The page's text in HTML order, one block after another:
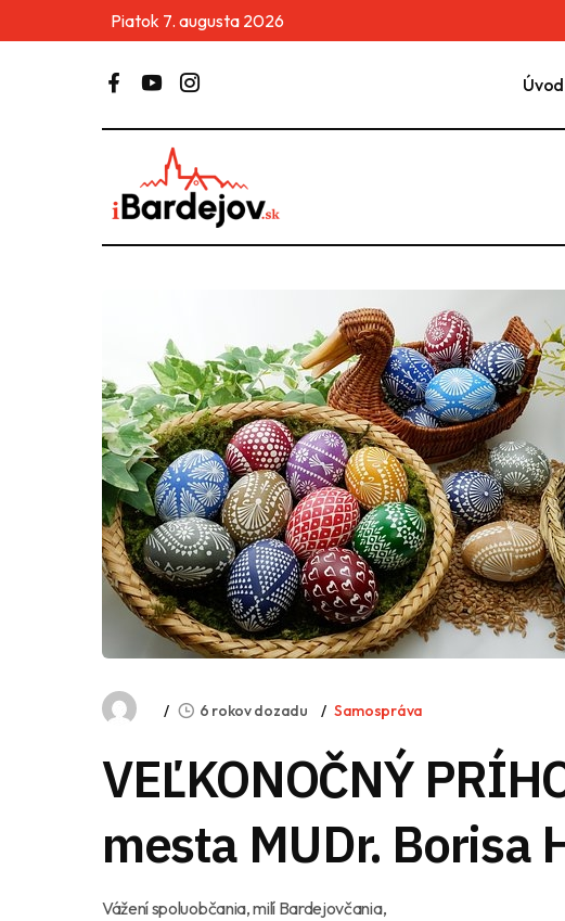
Piatok 7. augusta 2026
Úvod
6 rokov dozadu Samospráva
VEĽKONOČNÝ
mesta MUDr. Borisa
Vážení spoluobčania, milí Bardejovčania,